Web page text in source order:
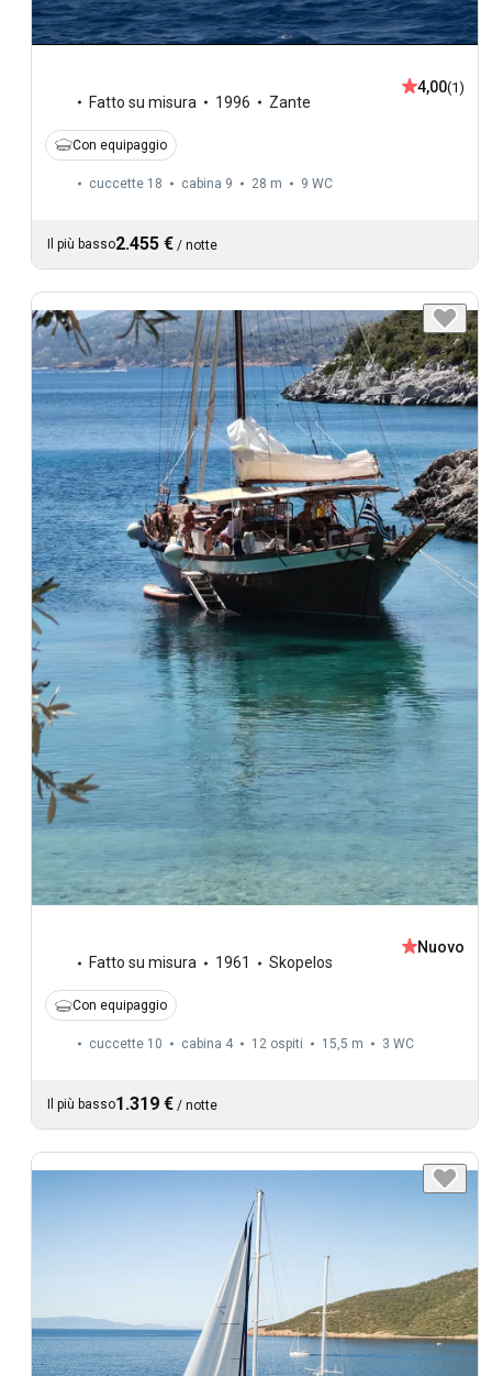
Fatto su misura 1996 Zante
4,00(1)
Con equipaggio
cuccette 18 cabina 9 28 m 9 WC
Il più basso2.455 € / notte
Fatto su misura 1961 Skopelos
Nuovo
Con equipaggio
cuccette 10 cabina 4 12 ospiti 15,5 m 3 WC
Il più basso1.319 € / notte